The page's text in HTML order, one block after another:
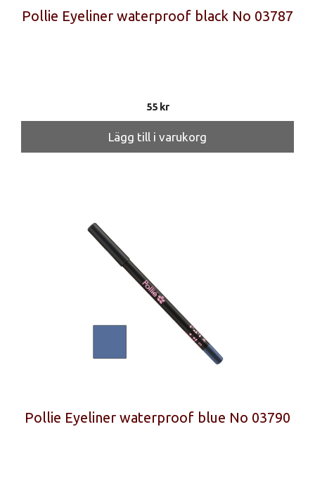
Pollie Eyeliner waterproof black No 03787
55 kr
Lägg till i varukorg
Pollie Eyeliner waterproof blue No 03790